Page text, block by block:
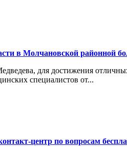
в Молчановской районной
для достижения
специалистов от...
центр по вопросам